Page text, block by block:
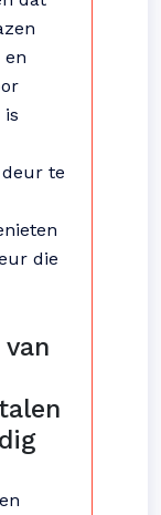
en
is
te
die